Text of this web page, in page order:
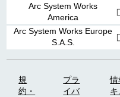
Arc System Works
America
Arc System Works Europe
S.A.S.
規
約・
プラ
イバ
情
キ